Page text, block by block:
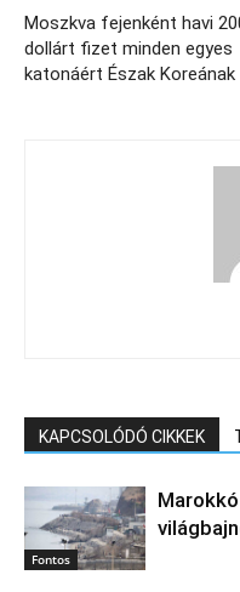
Moszkva fejenként havi
dollárt fizet minden egyes
katonáért Észak Koreának
KAPCSOLÓDÓ CIKKEK
Fontos